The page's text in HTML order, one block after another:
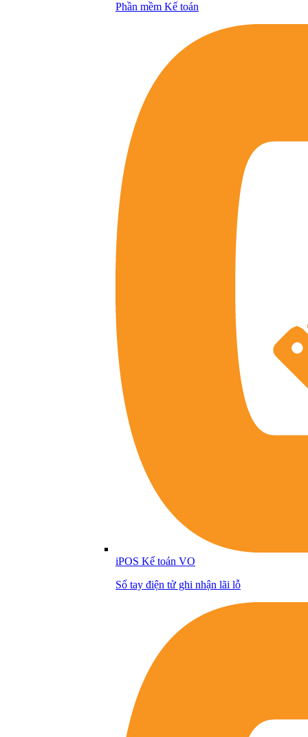
Phần mềm Kế toán
iPOS Kế toán VO
Sổ tay điện tử ghi nhận lãi lỗ